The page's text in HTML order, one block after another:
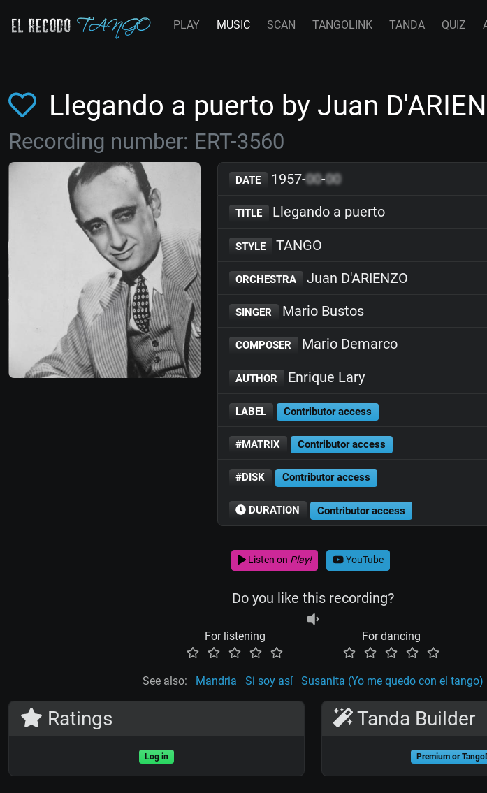
PLAY MUSIC SCAN TANGOLINK TANDA QUIZ
Llegando a puerto by Juan
Recording number: ERT-3560
DATE 1957-00-00
TITLE Llegando a puerto
STYLE TANGO
ORCHESTRA Juan D'ARIENZO
SINGER Mario Bustos
COMPOSER Mario Demarco
AUTHOR Enrique Lary
LABEL Contributor access
#MATRIX Contributor access
#DISK Contributor access
DURATION Contributor access
Listen on Play! YouTube
Do you like this recording?
For listening For dancing
See also: Mandria Si soy así Susanita (Yo me quedo con el tango)
Ratings
Log in
Tanda Builder
Premium or